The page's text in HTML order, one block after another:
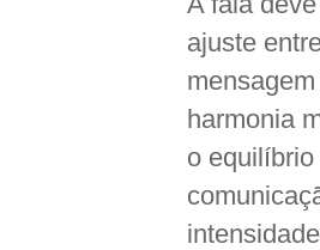
ajuste
harmonia
o